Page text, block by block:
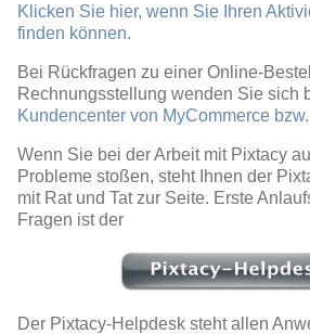
Klicken Sie hier, wenn Sie Ihren
finden können.
Bei Rückfragen zu einer Online-
Rechnungsstellung wenden Sie sich
Kundencenter von MyCommerce
Wenn Sie bei der Arbeit mit Pixtacy
Probleme stoßen, steht Ihnen der
mit Rat und Tat zur Seite. Erste
Fragen ist der
Der Pixtacy-Helpdesk steht allen